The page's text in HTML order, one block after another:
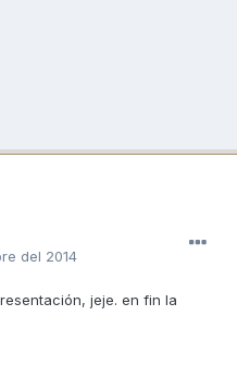
del 2014
jeje. en fin la